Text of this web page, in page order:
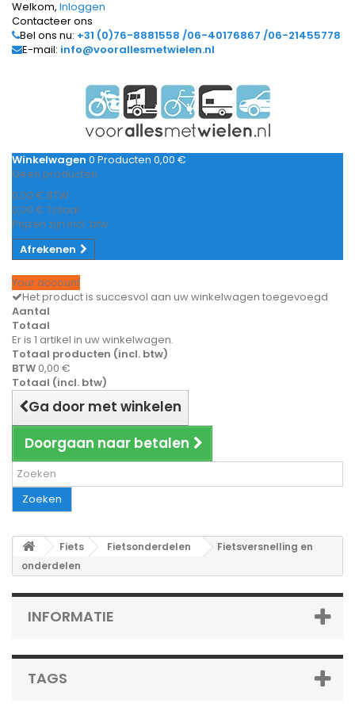
Welkom, Inloggen
Contacteer ons
Bel ons nu: +31 (0)76-8881558 /06-40176867 /06-21455778
E-mail: info@voorallesmetwielen.nl
Winkelwagen 0 Producten 0,00 €
Geen producten
0,00 € BTW
0,00 € Totaal
Prijzen zijn incl. btw
Afrekenen
Your account
Het product is succesvol aan uw winkelwagen toegevoegd
Aantal
Totaal
Er is 1 artikel in uw winkelwagen.
Totaal producten (incl. btw)
BTW 0,00 €
Totaal (incl. btw)
Ga door met winkelen
Doorgaan naar betalen
Zoeken
Fiets Fietsonderdelen
Fietsversnelling en
onderdelen
INFORMATIE
TAGS